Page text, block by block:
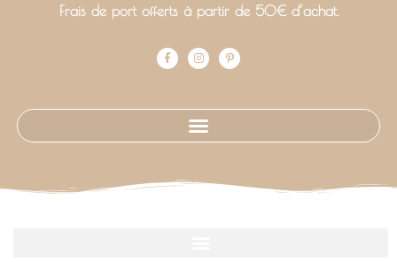
Frais de port offerts à partir de 50€ d’achat.